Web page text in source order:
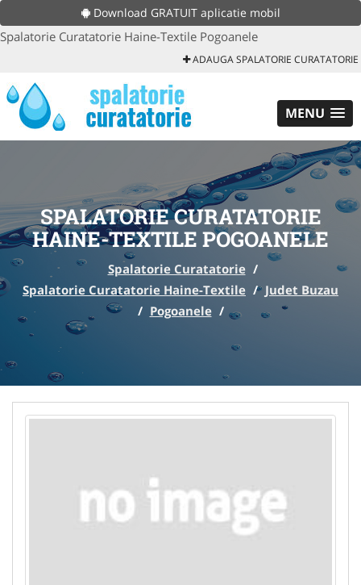
Download GRATUIT aplicatie mobil
Spalatorie Curatatorie Haine-Textile Pogoanele
ADAUGA SPALATORIE CURATATORIE
MENU
SPALATORIE CURATATORIE
HAINE-TEXTILE POGOANELE
Spalatorie Curatatorie /
Spalatorie Curatatorie Haine-Textile / Judet Buzau
/ Pogoanele /